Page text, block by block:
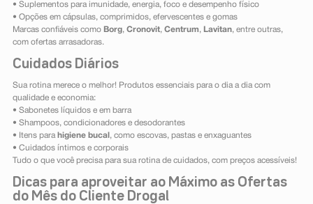
• Suplementos para imunidade, energia, foco e desempenho físico
• Opções em cápsulas, comprimidos, efervescentes e gomas
Marcas confiáveis como Borg, Cronovit, Centrum, Lavitan, entre outras,
com ofertas arrasadoras.
Cuidados Diários
Sua rotina merece o melhor! Produtos essenciais para o dia a dia com
qualidade e economia:
• Sabonetes líquidos e em barra
• Shampoos, condicionadores e desodorantes
• Itens para higiene bucal , como escovas, pastas e enxaguantes
• Cuidados íntimos e corporais
Tudo o que você precisa para sua rotina de cuidados, com preços acessíveis!
Dicas para aproveitar ao Máximo as Ofertas
do Mês do Cliente Drogal